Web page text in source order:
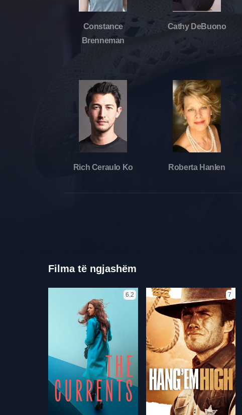
Constance
Brenneman
Cathy DeBuono
Rich Ceraulo Ko Roberta Hanlen
Filma të ngjashëm
6.2 7